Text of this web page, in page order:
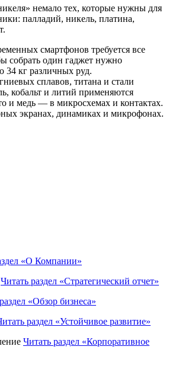
немало тех, которые нужны для
палладий, никель, платина,
смартфонов требуется все
собрать один гаджет нужно
34 кг различных руд.
сплавов, титана и стали
кобальт и литий применяются
и медь — в микросхемах и контактах.
экранах, динамиках и микрофонах.
«О Компании»
Читать раздел «Стратегический отчет»
«Обзор бизнеса»
раздел «Устойчивое развитие»
Читать раздел «Корпоративное